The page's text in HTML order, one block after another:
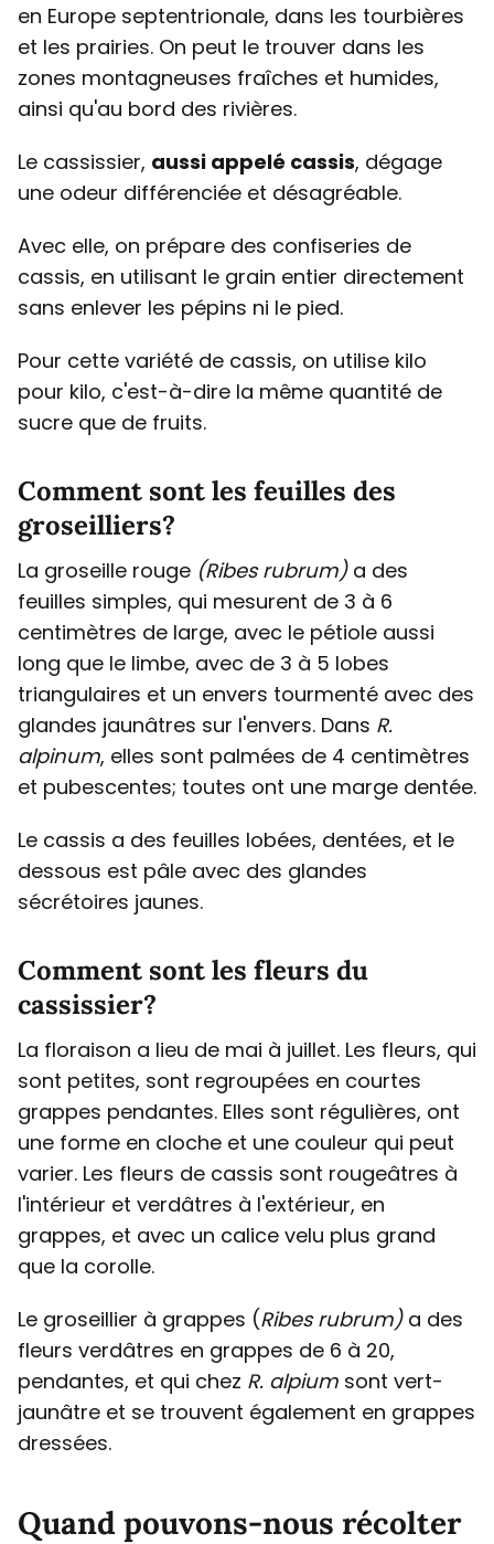
en Europe septentrionale, dans les tourbières
et les prairies. On peut le trouver dans les
zones montagneuses fraîches et humides,
ainsi qu'au bord des rivières.
Le cassissier, aussi appelé cassis, dégage
une odeur différenciée et désagréable.
Avec elle, on prépare des confiseries de
cassis, en utilisant le grain entier directement
sans enlever les pépins ni le pied.
Pour cette variété de cassis, on utilise kilo
pour kilo, c'est-à-dire la même quantité de
sucre que de fruits.
Comment sont les feuilles des
groseilliers?
La groseille rouge (Ribes rubrum) a des
feuilles simples, qui mesurent de 3 à 6
centimètres de large, avec le pétiole aussi
long que le limbe, avec de 3 à 5 lobes
triangulaires et un envers tourmenté avec des
glandes jaunâtres sur l'envers. Dans R.
alpinum, elles sont palmées de 4 centimètres
et pubescentes; toutes ont une marge dentée.
Le cassis a des feuilles lobées, dentées, et le
dessous est pâle avec des glandes
sécrétoires jaunes.
Comment sont les fleurs du
cassissier?
La floraison a lieu de mai à juillet. Les fleurs, qui
sont petites, sont regroupées en courtes
grappes pendantes. Elles sont régulières, ont
une forme en cloche et une couleur qui peut
varier. Les fleurs de cassis sont rougeâtres à
l'intérieur et verdâtres à l'extérieur, en
grappes, et avec un calice velu plus grand
que la corolle.
Le groseillier à grappes (Ribes rubrum)a des
fleurs verdâtres en grappes de 6 à 20,
pendantes, et qui chez R. alpium sont vert-
jaunâtre et se trouvent également en grappes
dressées.
Quand pouvons-nous récolter